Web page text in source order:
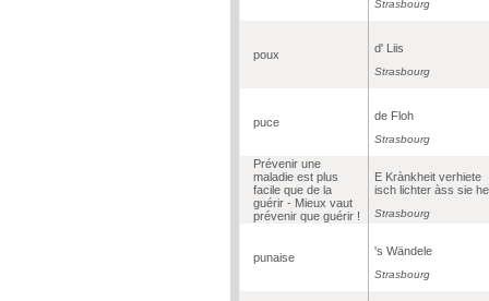
Strasbourg
poux d' Liis
Strasbourg
puce de Floh
Strasbourg
Prévenir une
maladie est plus
facile que de la
guérir - Mieux vaut
prévenir que guérir !
E Krànkheit verhiete
isch lichter àss sie
Strasbourg
punaise 's Wändele
Strasbourg